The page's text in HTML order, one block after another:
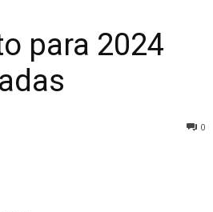
para 2024
0